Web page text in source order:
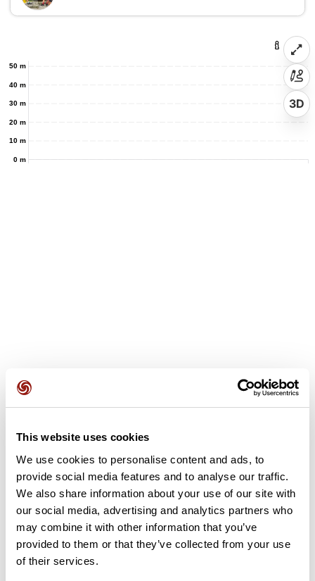
This website uses cookies
We use cookies to personalise content and ads, to
provide social media features and to analyse our traffic.
We also share information about your use of our site with
our social media, advertising and analytics partners who
may combine it with other information that you’ve
provided to them or that they’ve collected from your use
of their services.
0 m
10 m
20 m
30 m
40 m
50 m
3D
Recensioni degli utenti
Questo percorso non contiene ancora alcuna recensione.
Aggiungi una recensione